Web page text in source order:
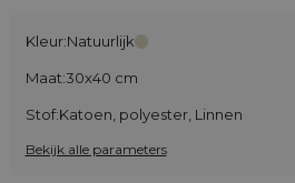
Kleur:Natuurlijk
Maat:30x40 cm
Stof:Katoen, polyester, Linnen
Bekijk alle parameters